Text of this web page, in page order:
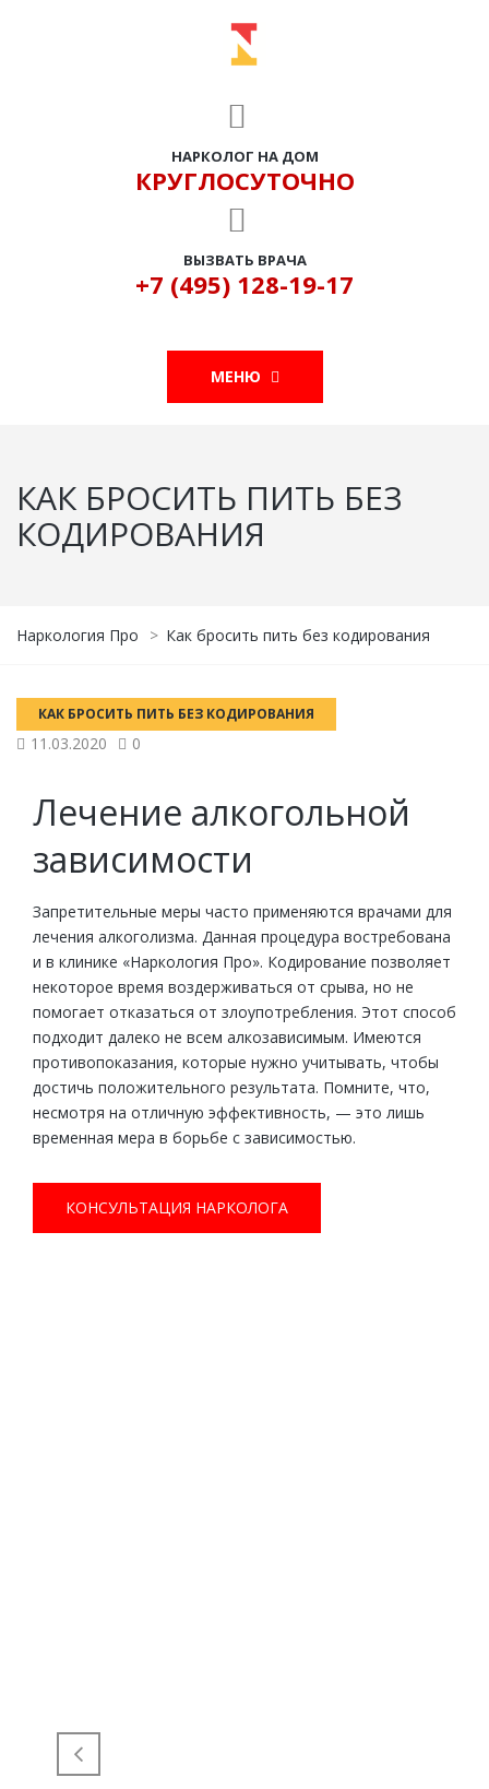
НАРКОЛОГ НА ДОМ
КРУГЛОСУТОЧНО
ВЫЗВАТЬ ВРАЧА
+7 (495) 128-19-17
МЕНЮ
КАК БРОСИТЬ ПИТЬ БЕЗ
КОДИРОВАНИЯ
Наркология Про > Как бросить пить без кодирования
КАК БРОСИТЬ ПИТЬ БЕЗ КОДИРОВАНИЯ
11.03.2020 0
Лечение алкогольной
зависимости
Запретительные меры часто применяются врачами для
лечения алкоголизма. Данная процедура востребована
и в клинике «Наркология Про». Кодирование позволяет
некоторое время воздерживаться от срыва, но не
помогает отказаться от злоупотребления. Этот способ
подходит далеко не всем алкозависимым. Имеются
противопоказания, которые нужно учитывать, чтобы
достичь положительного результата. Помните, что,
несмотря на отличную эффективность, — это лишь
временная мера в борьбе с зависимостью.
КОНСУЛЬТАЦИЯ НАРКОЛОГА